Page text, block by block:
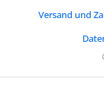
Versand und